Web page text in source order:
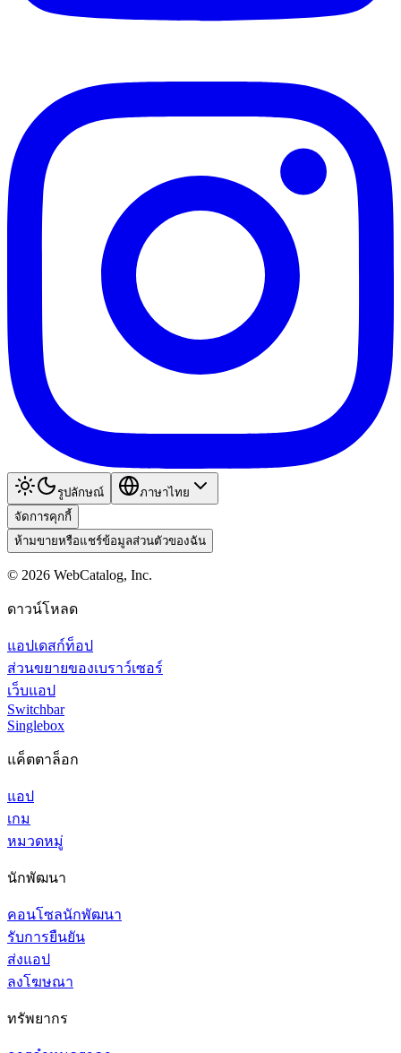
รูปลักษณ์
ภาษาไทย
จัดการคุกกี้
ห้ามขายหรือแชร์ข้อมูลส่วนตัวของฉัน
© 2026 WebCatalog, Inc.
ดาวน์โหลด
แอปเดสก์ท็อป
ส่วนขยายของเบราว์เซอร์
เว็บแอป
Switchbar
Singlebox
แค็ตตาล็อก
แอป
เกม
หมวดหมู่
นักพัฒนา
คอนโซลนักพัฒนา
รับการยืนยัน
ส่งแอป
ลงโฆษณา
ทรัพยากร